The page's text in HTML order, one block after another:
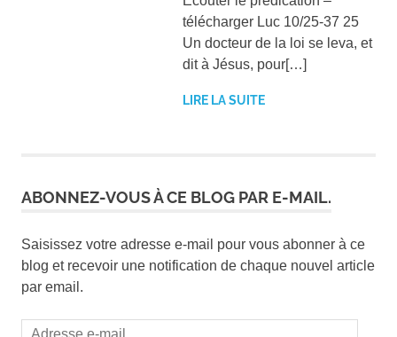
télécharger Luc 10/25-37 25
Un docteur de la loi se leva, et
dit à Jésus, pour[…]
LIRE LA SUITE
ABONNEZ-VOUS À CE BLOG PAR E-MAIL.
Saisissez votre adresse e-mail pour vous abonner à ce
blog et recevoir une notification de chaque nouvel article
par email.
Adresse